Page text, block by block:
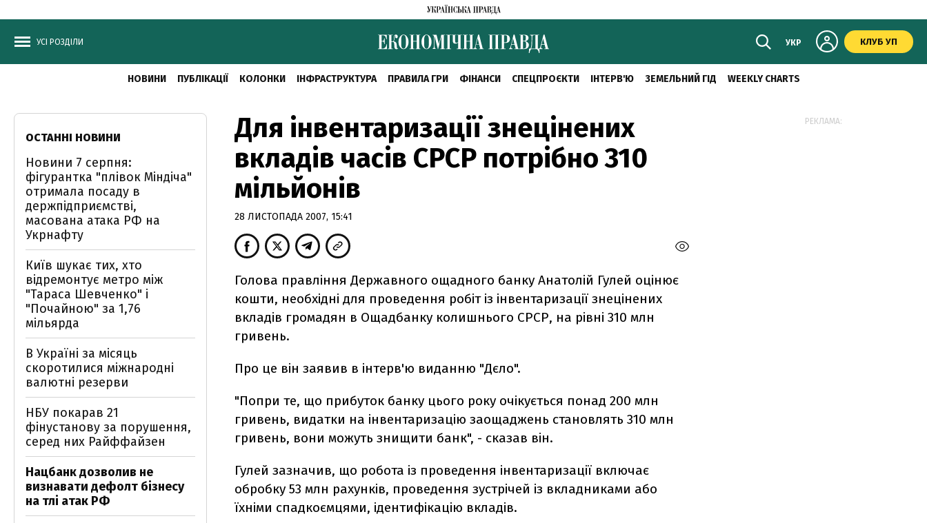
УСІ РОЗДІЛИ УКР КЛУБ УП
НОВИНИ ПУБЛІКАЦІЇ КОЛОНКИ ІНФРАСТРУКТУРА ПРАВИЛА ГРИ ФІНАНСИ СПЕЦПРОЄКТИ ІНТЕРВ'Ю ЗЕМЕЛЬНИЙ ГІД WEEKLY CHARTS
Для інвентаризації знецінених
вкладів часів СРСР потрібно 310
мільйонів
28 ЛИСТОПАДА 2007, 15:41
Голова правління Державного ощадного банку Анатолій Гулей оцінює
кошти, необхідні для проведення робіт із інвентаризації знецінених
вкладів громадян в Ощадбанку колишнього СРСР, на рівні 310 млн
гривень.
Про це він заявив в інтерв'ю виданню "Дєло".
"Попри те, що прибуток банку цього року очікується понад 200 млн
гривень, видатки на інвентаризацію заощаджень становлять 310 млн
гривень, вони можуть знищити банк", - сказав він.
Гулей зазначив, що робота із проведення інвентаризації включає
обробку 53 млн рахунків, проведення зустрічей із вкладниками або
їхніми спадкоємцями, ідентифікацію вкладів.
ОСТАННІ НОВИНИ
Новини 7 серпня:
фігурантка "плівок Міндіча"
отримала посаду в
держпідприємстві,
масована атака РФ на
Укрнафту
Київ шукає тих, хто
відремонтує метро між
"Тараса Шевченко" і
"Почайною" за 1,76
мільярда
В Україні за місяць
скоротилися міжнародні
валютні резерви
НБУ покарав 21
фінустанову за порушення,
серед них Райффайзен
Нацбанк дозволив не
визнавати дефолт бізнесу
на тлі атак РФ
РЕКЛАМА: